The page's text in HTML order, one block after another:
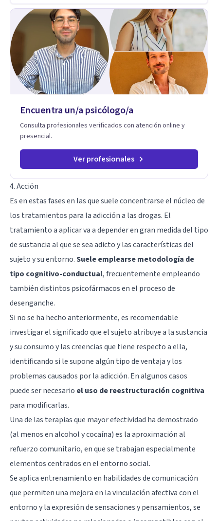
Encuentra un/a psicólogo/a
Consulta profesionales verificados con atención online y
presencial.
Ver profesionales
4. Acción
Es en estas fases en las que suele concentrarse el núcleo de
los tratamientos para la adicción a las drogas. El
tratamiento a aplicar va a depender en gran medida del tipo
de sustancia al que se sea adicto y las características del
sujeto y su entorno.Suele emplearse metodología de
tipo cognitivo-conductual, frecuentemente empleando
también distintos psicofármacos en el proceso de
desenganche.
Si no se ha hecho anteriormente, es recomendable
investigar el significado que el sujeto atribuye a la sustancia
y su consumo y las creencias que tiene respecto a ella,
identificando si le supone algún tipo de ventaja y los
problemas causados por la adicción. En algunos casos
puede ser necesario el uso de reestructuración cognitiva
para modificarlas.
Una de las terapias que mayor efectividad ha demostrado
(al menos en alcohol y cocaína) es la aproximación al
refuerzo comunitario, en que se trabajan especialmente
elementos centrados en el entorno social.
Se aplica entrenamiento en habilidades de comunicación
que permiten una mejora en la vinculación afectiva con el
entorno y la expresión de sensaciones y pensamientos, se